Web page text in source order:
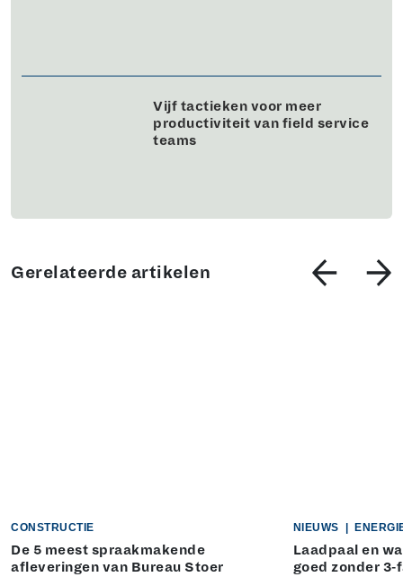
Vijf tactieken voor meer
productiviteit van field service
teams
Gerelateerde artikelen
CONSTRUCTIE
De 5 meest spraakmakende
afleveringen van Bureau Stoer
NIEUWS
Laadpaal en
goed zonder